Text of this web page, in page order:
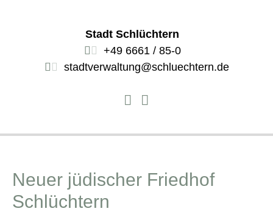
Stadt Schlüchtern
+49 6661 / 85-0
stadtverwaltung@schluechtern.de
Neuer jüdischer Friedhof
Schlüchtern